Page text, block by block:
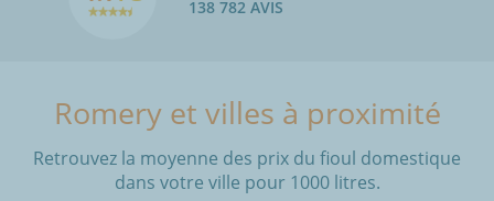
138 782 AVIS
Romery et villes à proximité
Retrouvez la moyenne des prix du fioul domestique
dans votre ville pour 1000 litres.